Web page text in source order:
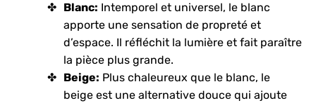
Blanc: Intemporel et universel, le blanc
apporte une sensation de propreté et
d’espace. Il réfléchit la lumière et fait paraître
la pièce plus grande.
Beige: Plus chaleureux que le blanc, le
beige est une alternative douce qui ajoute